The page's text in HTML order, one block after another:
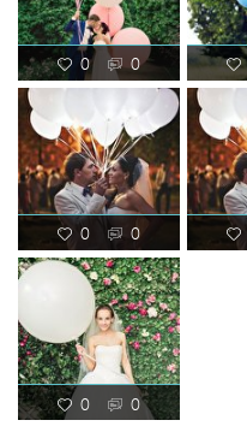
0 0
0 0
0 0